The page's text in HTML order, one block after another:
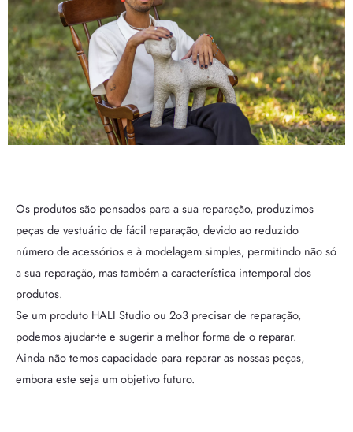
Os produtos são pensados para a sua reparação, produzimos
peças de vestuário de fácil reparação, devido ao reduzido
número de acessórios e à modelagem simples, permitindo não só
a sua reparação, mas também a característica intemporal dos
produtos.
Se um produto HALI Studio ou 2o3 precisar de reparação,
podemos ajudar-te e sugerir a melhor forma de o reparar.
Ainda não temos capacidade para reparar as nossas peças,
embora este seja um objetivo futuro.